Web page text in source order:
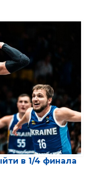
в 1/4 финала